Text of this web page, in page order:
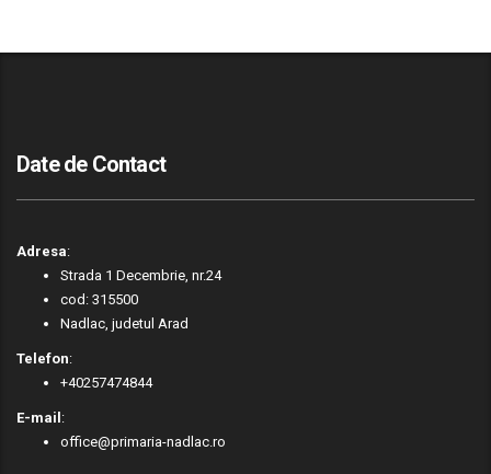
Date de Contact
Adresa:
Strada 1 Decembrie, nr.24
cod: 315500
Nadlac, judetul Arad
Telefon:
+40257474844
E-mail:
office@primaria-nadlac.ro